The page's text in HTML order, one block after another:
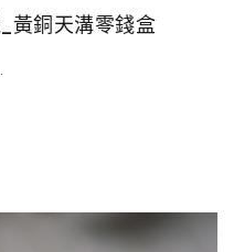
黃銅天溝零錢盒